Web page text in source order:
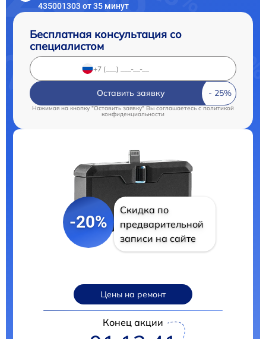
435001303 от 35 минут
Бесплатная консультация со
специалистом
Оставить заявку
Нажимая на кнопку "Оставить заявку" Вы соглашаетесь c политикой
конфиденциальности
-20%
Скидка по
предварительной
записи на сайте
Цены на ремонт
Конец акции